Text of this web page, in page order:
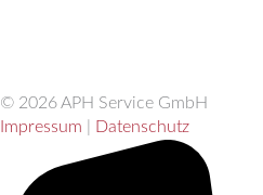
© 2026 APH Service GmbH
Impressum
Datenschutz